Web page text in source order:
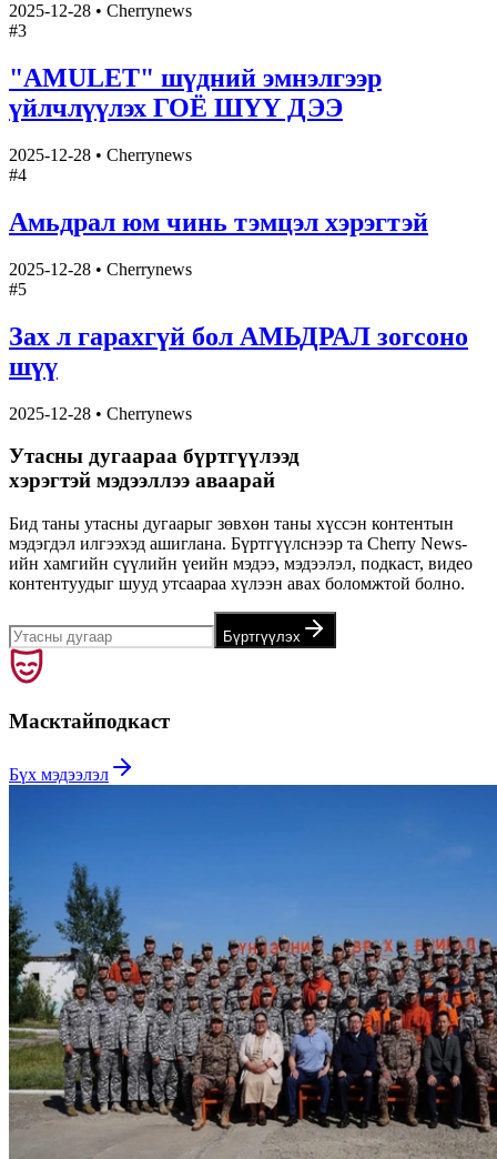
2025-12-28 • Cherrynews
#3
"AMULET" шүдний эмнэлгээр
үйлчлүүлэх ГОЁ ШҮҮ ДЭЭ
2025-12-28 • Cherrynews
#4
Амьдрал юм чинь тэмцэл хэрэгтэй
2025-12-28 • Cherrynews
#5
Зах л гарахгүй бол АМЬДРАЛ зогсоно
шүү
2025-12-28 • Cherrynews
Утасны дугаараа бүртгүүлээд
хэрэгтэй мэдээллээ аваарай
Бид таны утасны дугаарыг зөвхөн таны хүссэн контентын
мэдэгдэл илгээхэд ашиглана. Бүртгүүлснээр та Cherry News-
ийн хамгийн сүүлийн үеийн мэдээ, мэдээлэл, подкаст, видео
контентуудыг шууд утсаараа хүлээн авах боломжтой болно.
Бүртгүүлэх
Масктайподкаст
Бүх мэдээлэл